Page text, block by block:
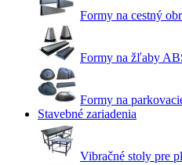
Formy na cestný
Formy na žľaby
Formy na
Stavebné zariadenia
Vibračné stoly pre